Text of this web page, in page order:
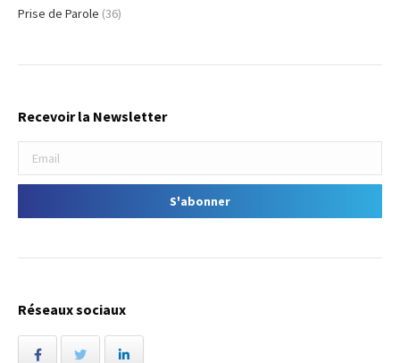
Prise de Parole (36)
Recevoir la Newsletter
Réseaux sociaux